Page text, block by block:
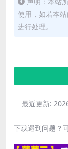
使用，如若本
进行处理。
最近更新:
下载遇到问题？